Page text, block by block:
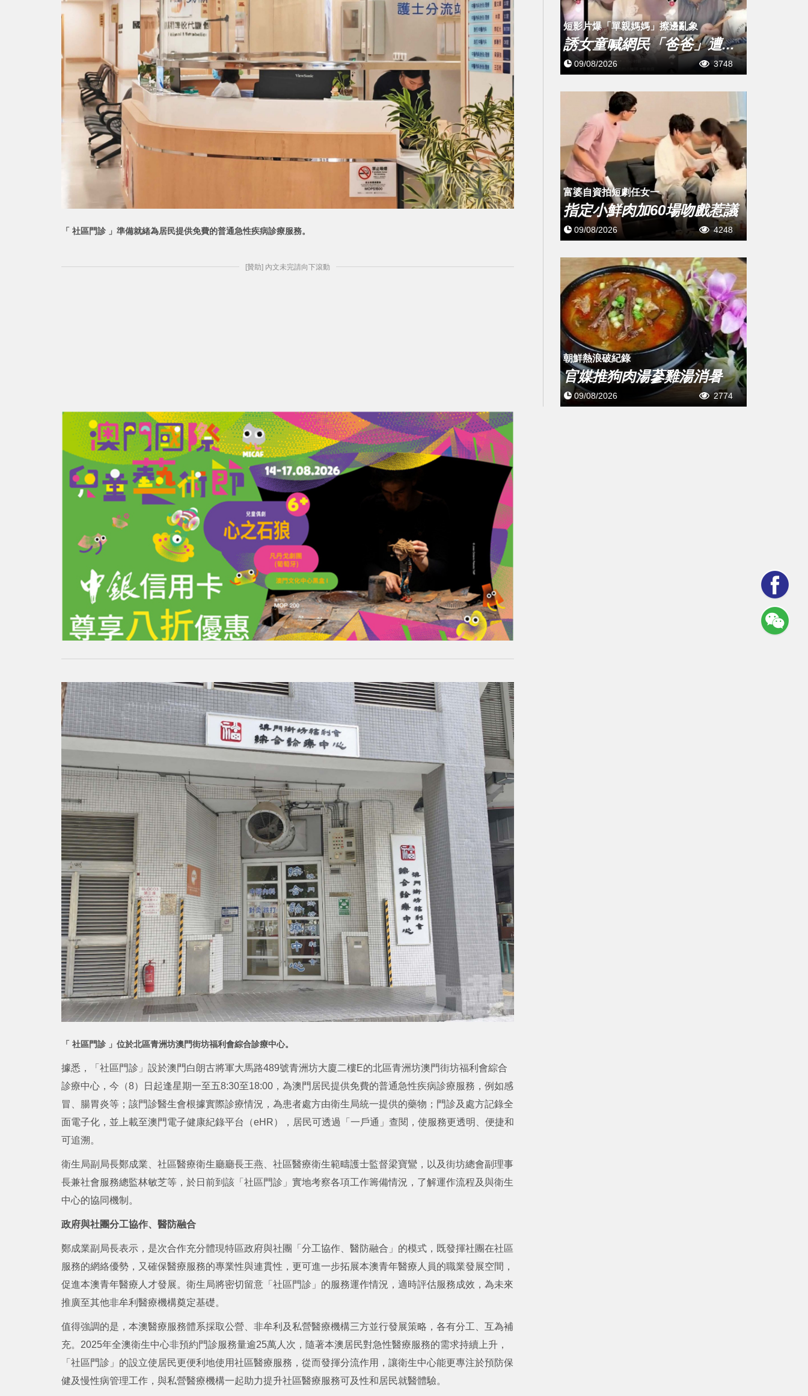
「 社區門診 」準備就緒為居民提供免費的普通急性疾病診療服務。
[贊助] 內文未完請向下滾動
「 社區門診 」位於北區青洲坊澳門街坊福利會綜合診療中心。
據悉，「社區門診」設於澳門白朗古將軍大馬路489號青洲坊大廈二樓E的北區青洲坊澳門街坊福利會綜合
診療中心，今（8）日起逢星期一至五8:30至18:00，為澳門居民提供免費的普通急性疾病診療服務，例如感
冒、腸胃炎等；該門診醫生會根據實際診療情況，為患者處方由衛生局統一提供的藥物；門診及處方記錄全
面電子化，並上載至澳門電子健康紀錄平台（eHR），居民可透過「一戶通」查閱，使服務更透明、便捷和
可追溯。
衛生局副局長鄭成業、社區醫療衛生廳廳長王燕、社區醫療衛生範疇護士監督梁寶鸞，以及街坊總會副理事
長兼社會服務總監林敏芝等，於日前到該「社區門診」實地考察各項工作籌備情況，了解運作流程及與衛生
中心的協同機制。
政府與社團分工協作、醫防融合
鄭成業副局長表示，是次合作充分體現特區政府與社團「分工協作、醫防融合」的模式，既發揮社團在社區
服務的網絡優勢，又確保醫療服務的專業性與連貫性，更可進一步拓展本澳青年醫療人員的職業發展空間，
促進本澳青年醫療人才發展。衛生局將密切留意「社區門診」的服務運作情況，適時評估服務成效，為未來
推廣至其他非牟利醫療機構奠定基礎。
值得強調的是，本澳醫療服務體系採取公營、非牟利及私營醫療機構三方並行發展策略，各有分工、互為補
充。2025年全澳衛生中心非預約門診服務量逾25萬人次，隨著本澳居民對急性醫療服務的需求持續上升，
「社區門診」的設立使居民更便利地使用社區醫療服務，從而發揮分流作用，讓衛生中心能更專注於預防保
健及慢性病管理工作，與私營醫療機構一起助力提升社區醫療服務可及性和居民就醫體驗。
短影片爆「單親媽媽」擦邊亂象
誘女童喊網民「爸爸」遭...
09/08/2026 3748
富婆自資拍短劇任女一
指定小鮮肉加60場吻戲惹議
09/08/2026 4248
朝鮮熱浪破紀錄
官媒推狗肉湯蔘雞湯消暑
09/08/2026 2774